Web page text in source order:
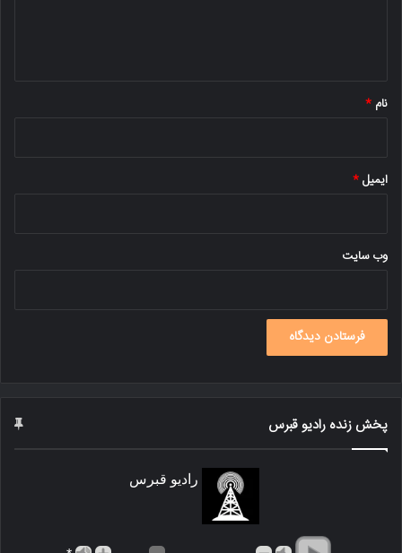
نام *
ایمیل*
وب‌ سایت
پخش زنده رادیو قبرس
رادیو قبرس